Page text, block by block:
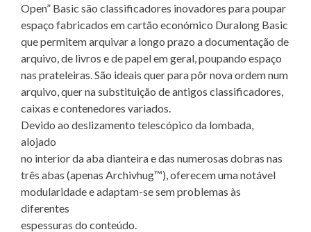
Open” Basic são classificadores inovadores para poupar
espaço fabricados em cartão económico Duralong Basic
que permitem arquivar a longo prazo a documentação de
arquivo, de livros e de papel em geral, poupando espaço
nas prateleiras. São ideais quer para pôr nova ordem num
arquivo, quer na substituição de antigos classificadores,
caixas e contenedores variados.
Devido ao deslizamento telescópico da lombada,
alojado
no interior da aba dianteira e das numerosas dobras nas
três abas (apenas Archivhug™), oferecem uma notável
modularidade e adaptam-se sem problemas às
diferentes
espessuras do conteúdo.